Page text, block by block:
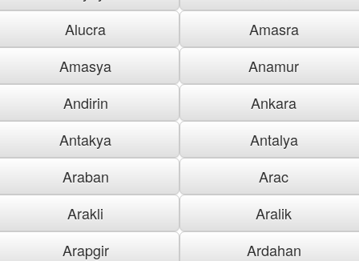
Alucra
Amasra
Amasya
Anamur
Andirin
Ankara
Antakya
Antalya
Araban
Arac
Arakli
Aralik
Arapgir
Ardahan